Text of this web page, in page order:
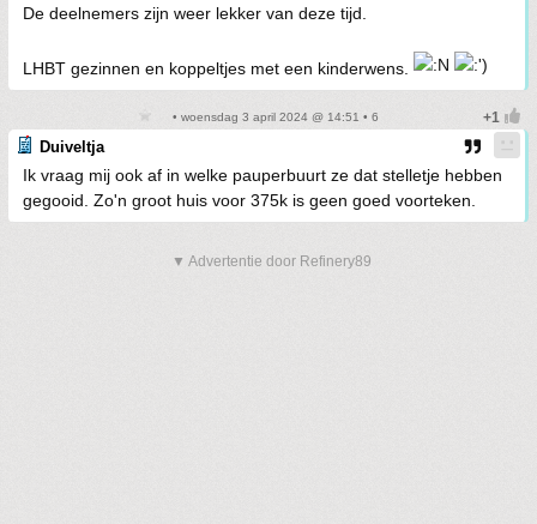
De deelnemers zijn weer lekker van deze tijd.
LHBT gezinnen en koppeltjes met een kinderwens.
• woensdag 3 april 2024 @ 14:51 • 6
Duiveltja
Ik vraag mij ook af in welke pauperbuurt ze dat stelletje hebben
gegooid. Zo'n groot huis voor 375k is geen goed voorteken.
▼ Advertentie door Refinery89